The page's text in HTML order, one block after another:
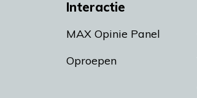
Interactie
MAX Opinie Panel
Oproepen